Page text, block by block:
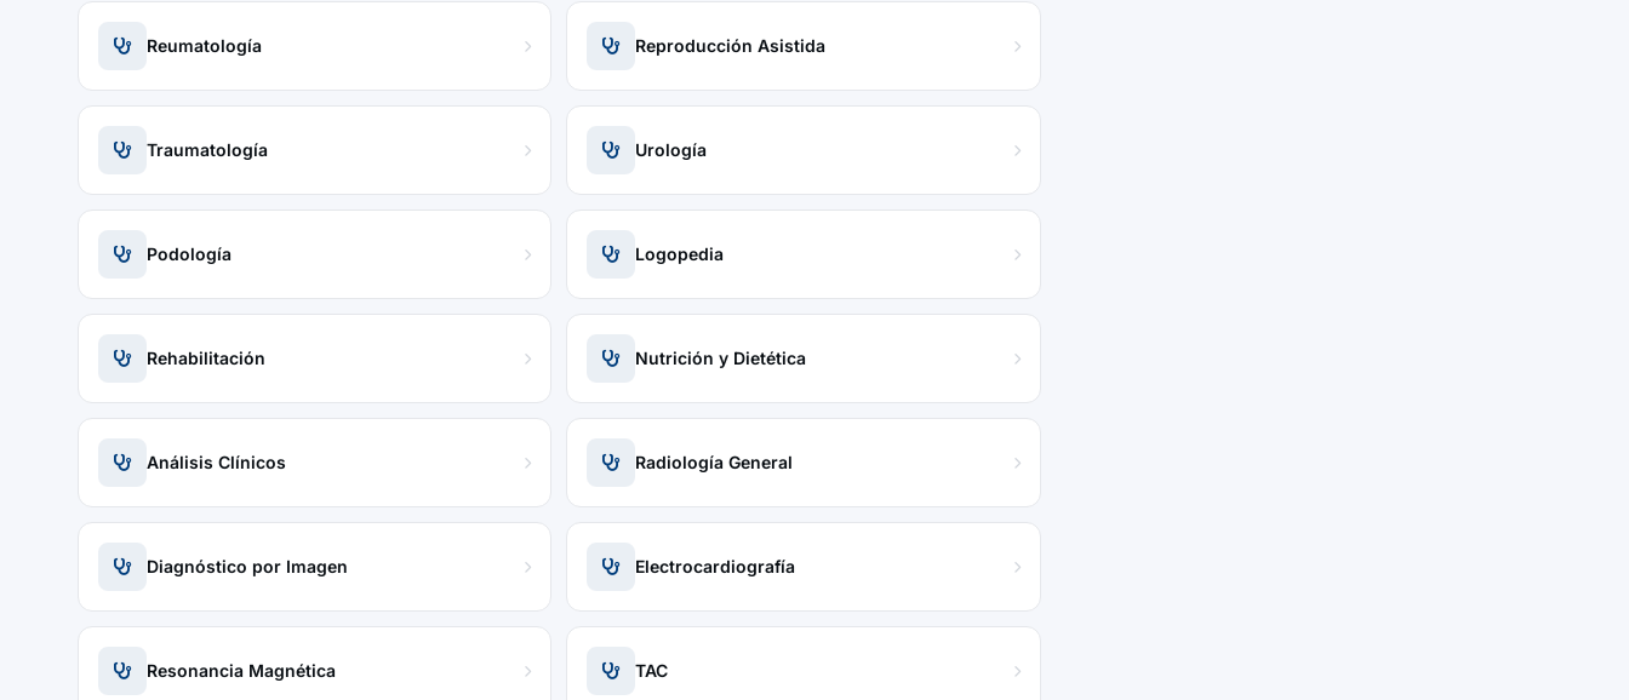
Reumatología Reproducción Asistida
Traumatología Urología
Podología Logopedia
Rehabilitación Nutrición y Dietética
Análisis Clínicos Radiología General
Diagnóstico por Imagen Electrocardiografía
Resonancia Magnética TAC